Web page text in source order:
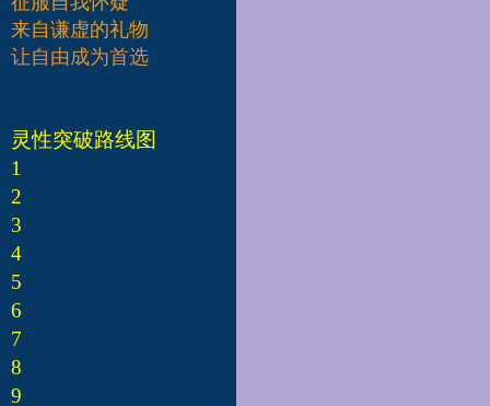
来自谦虚的礼物
让自由成为首选
灵性突破路线图
1
2
3
4
5
6
7
8
9